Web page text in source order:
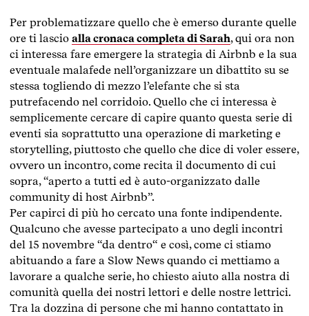
Per problematizzare quello che è emerso durante quelle
ore ti lascio alla cronaca completa di Sarah, qui ora non
ci interessa fare emergere la strategia di Airbnb e la sua
eventuale malafede nell’organizzare un dibattito su se
stessa togliendo di mezzo l’elefante che si sta
putrefacendo nel corridoio. Quello che ci interessa è
semplicemente cercare di capire quanto questa serie di
eventi sia soprattutto una operazione di marketing e
storytelling, piuttosto che quello che dice di voler essere,
ovvero un incontro, come recita il documento di cui
sopra, “aperto a tutti ed è auto-organizzato dalle
community di host Airbnb”.
Per capirci di più ho cercato una fonte indipendente.
Qualcuno che avesse partecipato a uno degli incontri
del 15 novembre “da dentro“ e così, come ci stiamo
abituando a fare a Slow News quando ci mettiamo a
lavorare a qualche serie, ho chiesto aiuto alla nostra di
comunità quella dei nostri lettori e delle nostre lettrici.
Tra la dozzina di persone che mi hanno contattato in